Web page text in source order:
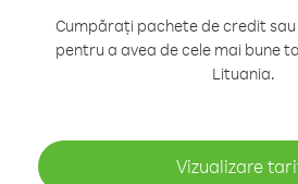
Cumpărați pachete de credit
pentru a avea de cele mai bune
Lituania.
Vizualizare